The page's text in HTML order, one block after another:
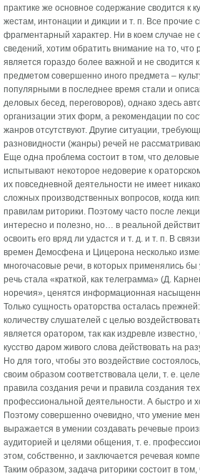
практике же основное содержание сводится к
жестам, интонации и дикции и т. п. Все прочие
фрагментарный характер. Ни в коем случае не
сведений, хотим обратить внимание на то,
является гораздо более важной и не
предметом совершенно иного предмета –
популярными в последнее время стали и
деловых бесед, переговоров), однако здесь
организации этих форм, а рекомендации по
жанров отсутствуют. Другие ситуации,
разновидности (жанры) речей не
Еще одна проблема состоит в том, что
испытывают некоторое недоверие к
их повседневной деятельности не имеет
сложных производственных вопросов, когда
правилам риторики. Поэтому часто после
интересно и полезно, но… в реальной
освоить его вряд ли удастся и т. д. и т. п. В
времен Демосфена и Цицерона несколько
многочасовые речи, в которых применялись бы
речь стала «краткой, как телеграмма» (Д.
норечия», ценятся информационная
Только сущность ораторства осталась
количеству слушателей с целью
является оратором, так как издревле
кусство даром живого слова действовать на
Но для того, чтобы это воздействие
своим образом соответствовала цели, т. е.
правила создания речи и правила создания
профессиональной деятельности. А быстро и
Поэтому совершенно очевидно, что умение
выражается в умении создавать речевые
аудиторией и целями общения, т. е.
этом, собственно, и заключается речевая
Таким образом, задача риторики состоит в